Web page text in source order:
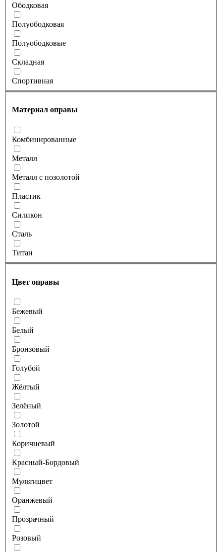
Ободковая
Полуободковая
Полуободковые
Складная
Спортивная
Материал оправы
Комбинированные
Металл
Металл с позолотой
Пластик
Силикон
Сталь
Титан
Цвет оправы
Бежевый
Белый
Бронзовый
Голубой
Жёлтый
Зелёный
Золотой
Коричневый
Красный-Бордовый
Мультицвет
Оранжевый
Прозрачный
Розовый